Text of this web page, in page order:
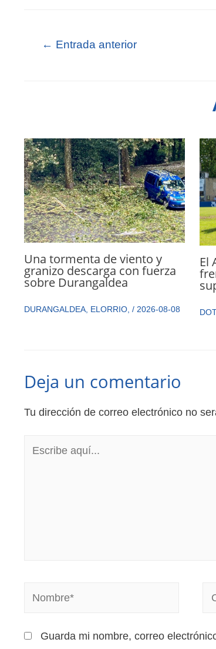
← Entrada anterior
Una tormenta de viento y
granizo descarga con fuerza
sobre Durangaldea
DURANGALDEA, ELORRIO, / 2026-08-08
El
Deja un comentario
Tu dirección de correo electrónico no
Guarda mi nombre, correo